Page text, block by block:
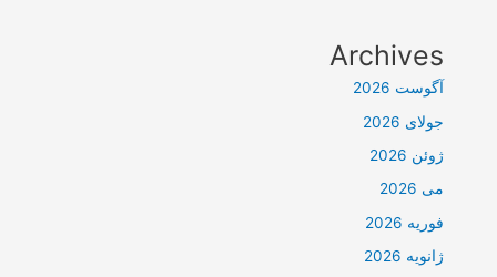
Archives
آگوست 2026
جولای 2026
ژوئن 2026
می 2026
فوریه 2026
ژانویه 2026